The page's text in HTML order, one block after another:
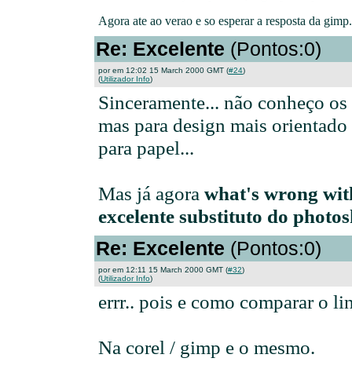
Agora ate ao verao e so esperar a resposta da gimp.
Re: Excelente (Pontos:0)
por em 12:02 15 March 2000 GMT (#24)
(Utilizador Info)
Sinceramente... não conheço
mas para design mais orientado
para papel...
Mas já agora what's wrong
excelente substituto do
Re: Excelente (Pontos:0)
por em 12:11 15 March 2000 GMT (#32)
(Utilizador Info)
errr.. pois e como comparar o
Na corel / gimp e o mesmo.